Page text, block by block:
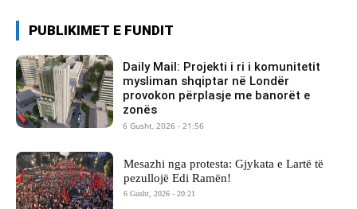
PUBLIKIMET E FUNDIT
Daily Mail: Projekti i ri i komunitetit
mysliman shqiptar në Londër
provokon përplasje me banorët e
zonës
6 Gusht, 2026 - 21:56
Mesazhi nga protesta: Gjykata e Lartë të
pezullojë Edi Ramën!
6 Gusht, 2026 - 20:21